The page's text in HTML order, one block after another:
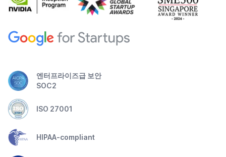
엔터프라이즈급 보안
SOC2
ISO 27001
HIPAA-compliant